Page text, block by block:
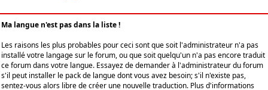
Ma langue n'est pas dans la liste !
Les raisons les plus probables pour ceci sont que soit l'administrateur n'a pas
installé votre langage sur le forum, ou que soit quelqu'un n'a pas encore traduit
ce forum dans votre langue. Essayez de demander à l'administrateur du forum
s'il peut installer le pack de langue dont vous avez besoin; s'il n'existe pas,
sentez-vous alors libre de créer une nouvelle traduction. Plus d'informations